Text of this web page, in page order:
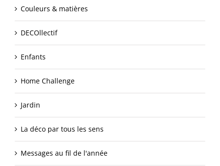
Couleurs & matières
DECOllectif
Enfants
Home Challenge
Jardin
La déco par tous les sens
Messages au fil de l'année